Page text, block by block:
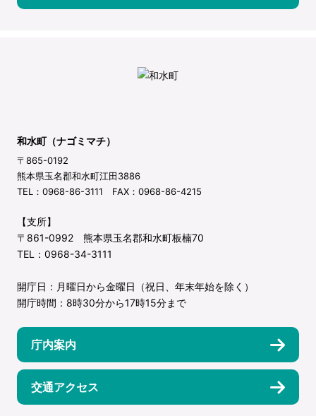
和水町（ナゴミマチ）
〒865-0192
熊本県玉名郡和水町江田3886
TEL：0968-86-3111 FAX：0968-86-4215
【支所】
〒861-0992 熊本県玉名郡和水町板楠70
TEL：0968-34-3111
開庁日：月曜日から金曜日（祝日、年末年始を除く）
開庁時間：8時30分から17時15分まで
庁内案内
交通アクセス